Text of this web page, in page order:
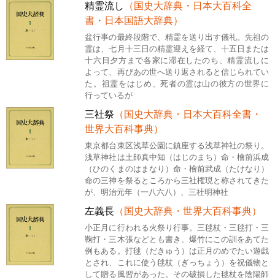
精霊流し
（国史大辞典・日本大百科全
書・日本国語大辞典）
盆行事の最終段階で、精霊を送り出す儀礼。先祖の
霊は、七月十三日の精霊迎えを経て、十五日または
十六日夕方まで各家に滞在したのち、精霊流しに
よって、再びあの世へ送り返されると信じられてい
た。祖霊をはじめ、死者の霊は山の彼方の世界に
行っているが
三社祭 （国史大辞典・日本大百科全書・
世界大百科事典）
東京都台東区浅草公園に鎮座する浅草神社の祭り。
浅草神社は土師真中知（はじのまち）命・檜前浜成
（ひのくまのはまなり）命・檜前武成（たけなり）
命の三神を祭るところから三社権現と称されてきた
が、明治元年（一八六八）、三社明神社
左義長 （国史大辞典・世界大百科事典）
小正月に行われる火祭り行事。三毬杖・三毬打・三
鞠打・三木張などとも書き、爆竹にこの訓をあてた
例もある。打毬（だきゅう）は正月のめでたい遊戯
とされ、これに使う毬杖（ぎっちょう）を祝儀物と
して贈る風習があった。その破損した毬杖を陰陽師